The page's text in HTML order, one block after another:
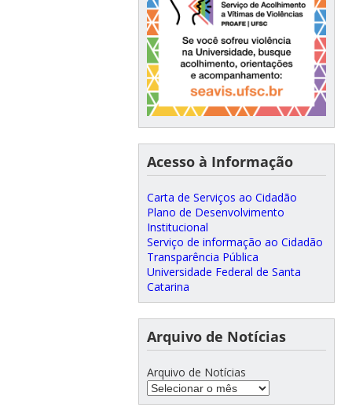
Acesso à Informação
Carta de Serviços ao Cidadão
Plano de Desenvolvimento
Institucional
Serviço de informação ao Cidadão
Transparência Pública
Universidade Federal de Santa
Catarina
Arquivo de Notícias
Arquivo de Notícias